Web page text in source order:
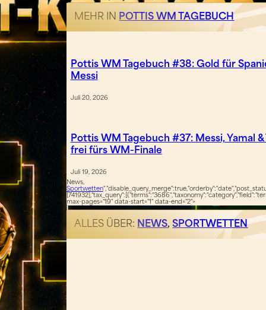
MEHR IN POTTIS WM TAGEBUCH
Pottis WM Tagebuch #38: Gold für
Messi
Juli 20, 2026
Pottis WM Tagebuch #37: Messi, Yamal
frei fürs WM-Finale
Juli 19, 2026
News,
Sportwetten
max-pages="19" data-start="1" data-end="2">
ALLES ÜBER: NEWS,SPORTWETTEN